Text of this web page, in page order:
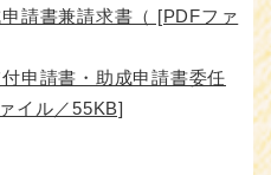
請書兼請求書（ [PDFファ
申請書・助成申請書委任
イル／55KB]